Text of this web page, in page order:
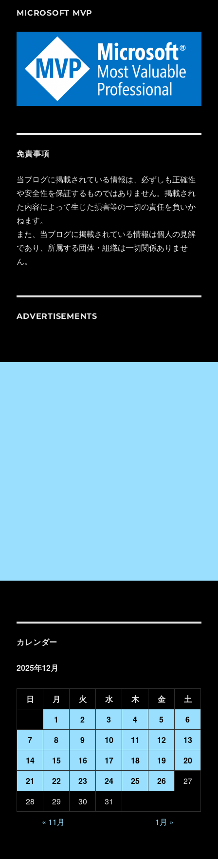
MICROSOFT MVP
免責事項
当ブログに掲載されている情報は、必ずしも正確性
や安全性を保証するものではありません。掲載され
た内容によって生じた損害等の一切の責任を負いか
ねます。
また、当ブログに掲載されている情報は個人の見解
であり、所属する団体・組織は一切関係ありませ
ん。
ADVERTISEMENTS
カレンダー
2025年12月
日 月 火 水 木 金
土
1
2 3 4 5
6
7
8 9 10 11 12
13
14
15 16 17 18 19
20
21
22 23 24 25 26
27
28
29 30
31
« 11月
1月 »